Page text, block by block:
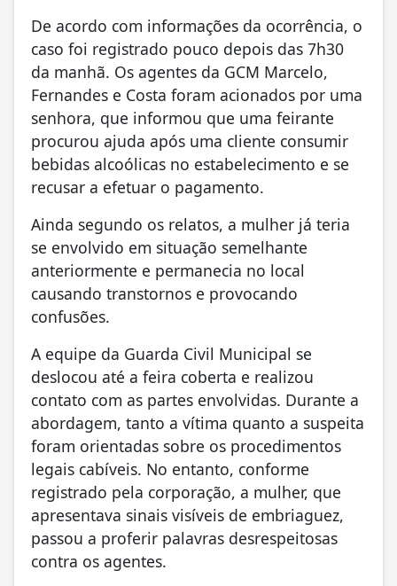
De acordo com informações da ocorrência, o
caso foi registrado pouco depois das 7h30
da manhã. Os agentes da GCM Marcelo,
Fernandes e Costa foram acionados por uma
senhora, que informou que uma feirante
procurou ajuda após uma cliente consumir
bebidas alcoólicas no estabelecimento e se
recusar a efetuar o pagamento.
Ainda segundo os relatos, a mulher já teria
se envolvido em situação semelhante
anteriormente e permanecia no local
causando transtornos e provocando
confusões.
A equipe da Guarda Civil Municipal se
deslocou até a feira coberta e realizou
contato com as partes envolvidas. Durante a
abordagem, tanto a vítima quanto a suspeita
foram orientadas sobre os procedimentos
legais cabíveis. No entanto, conforme
registrado pela corporação, a mulher, que
apresentava sinais visíveis de embriaguez,
passou a proferir palavras desrespeitosas
contra os agentes.